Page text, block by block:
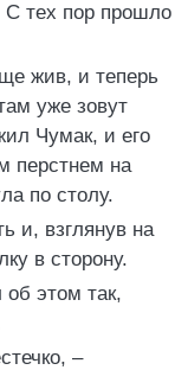
С тех пор прошло
жив, и теперь
уже зовут
Чумак, и его
перстнем на
по столу.
и, взглянув на
в сторону.
этом так,
–